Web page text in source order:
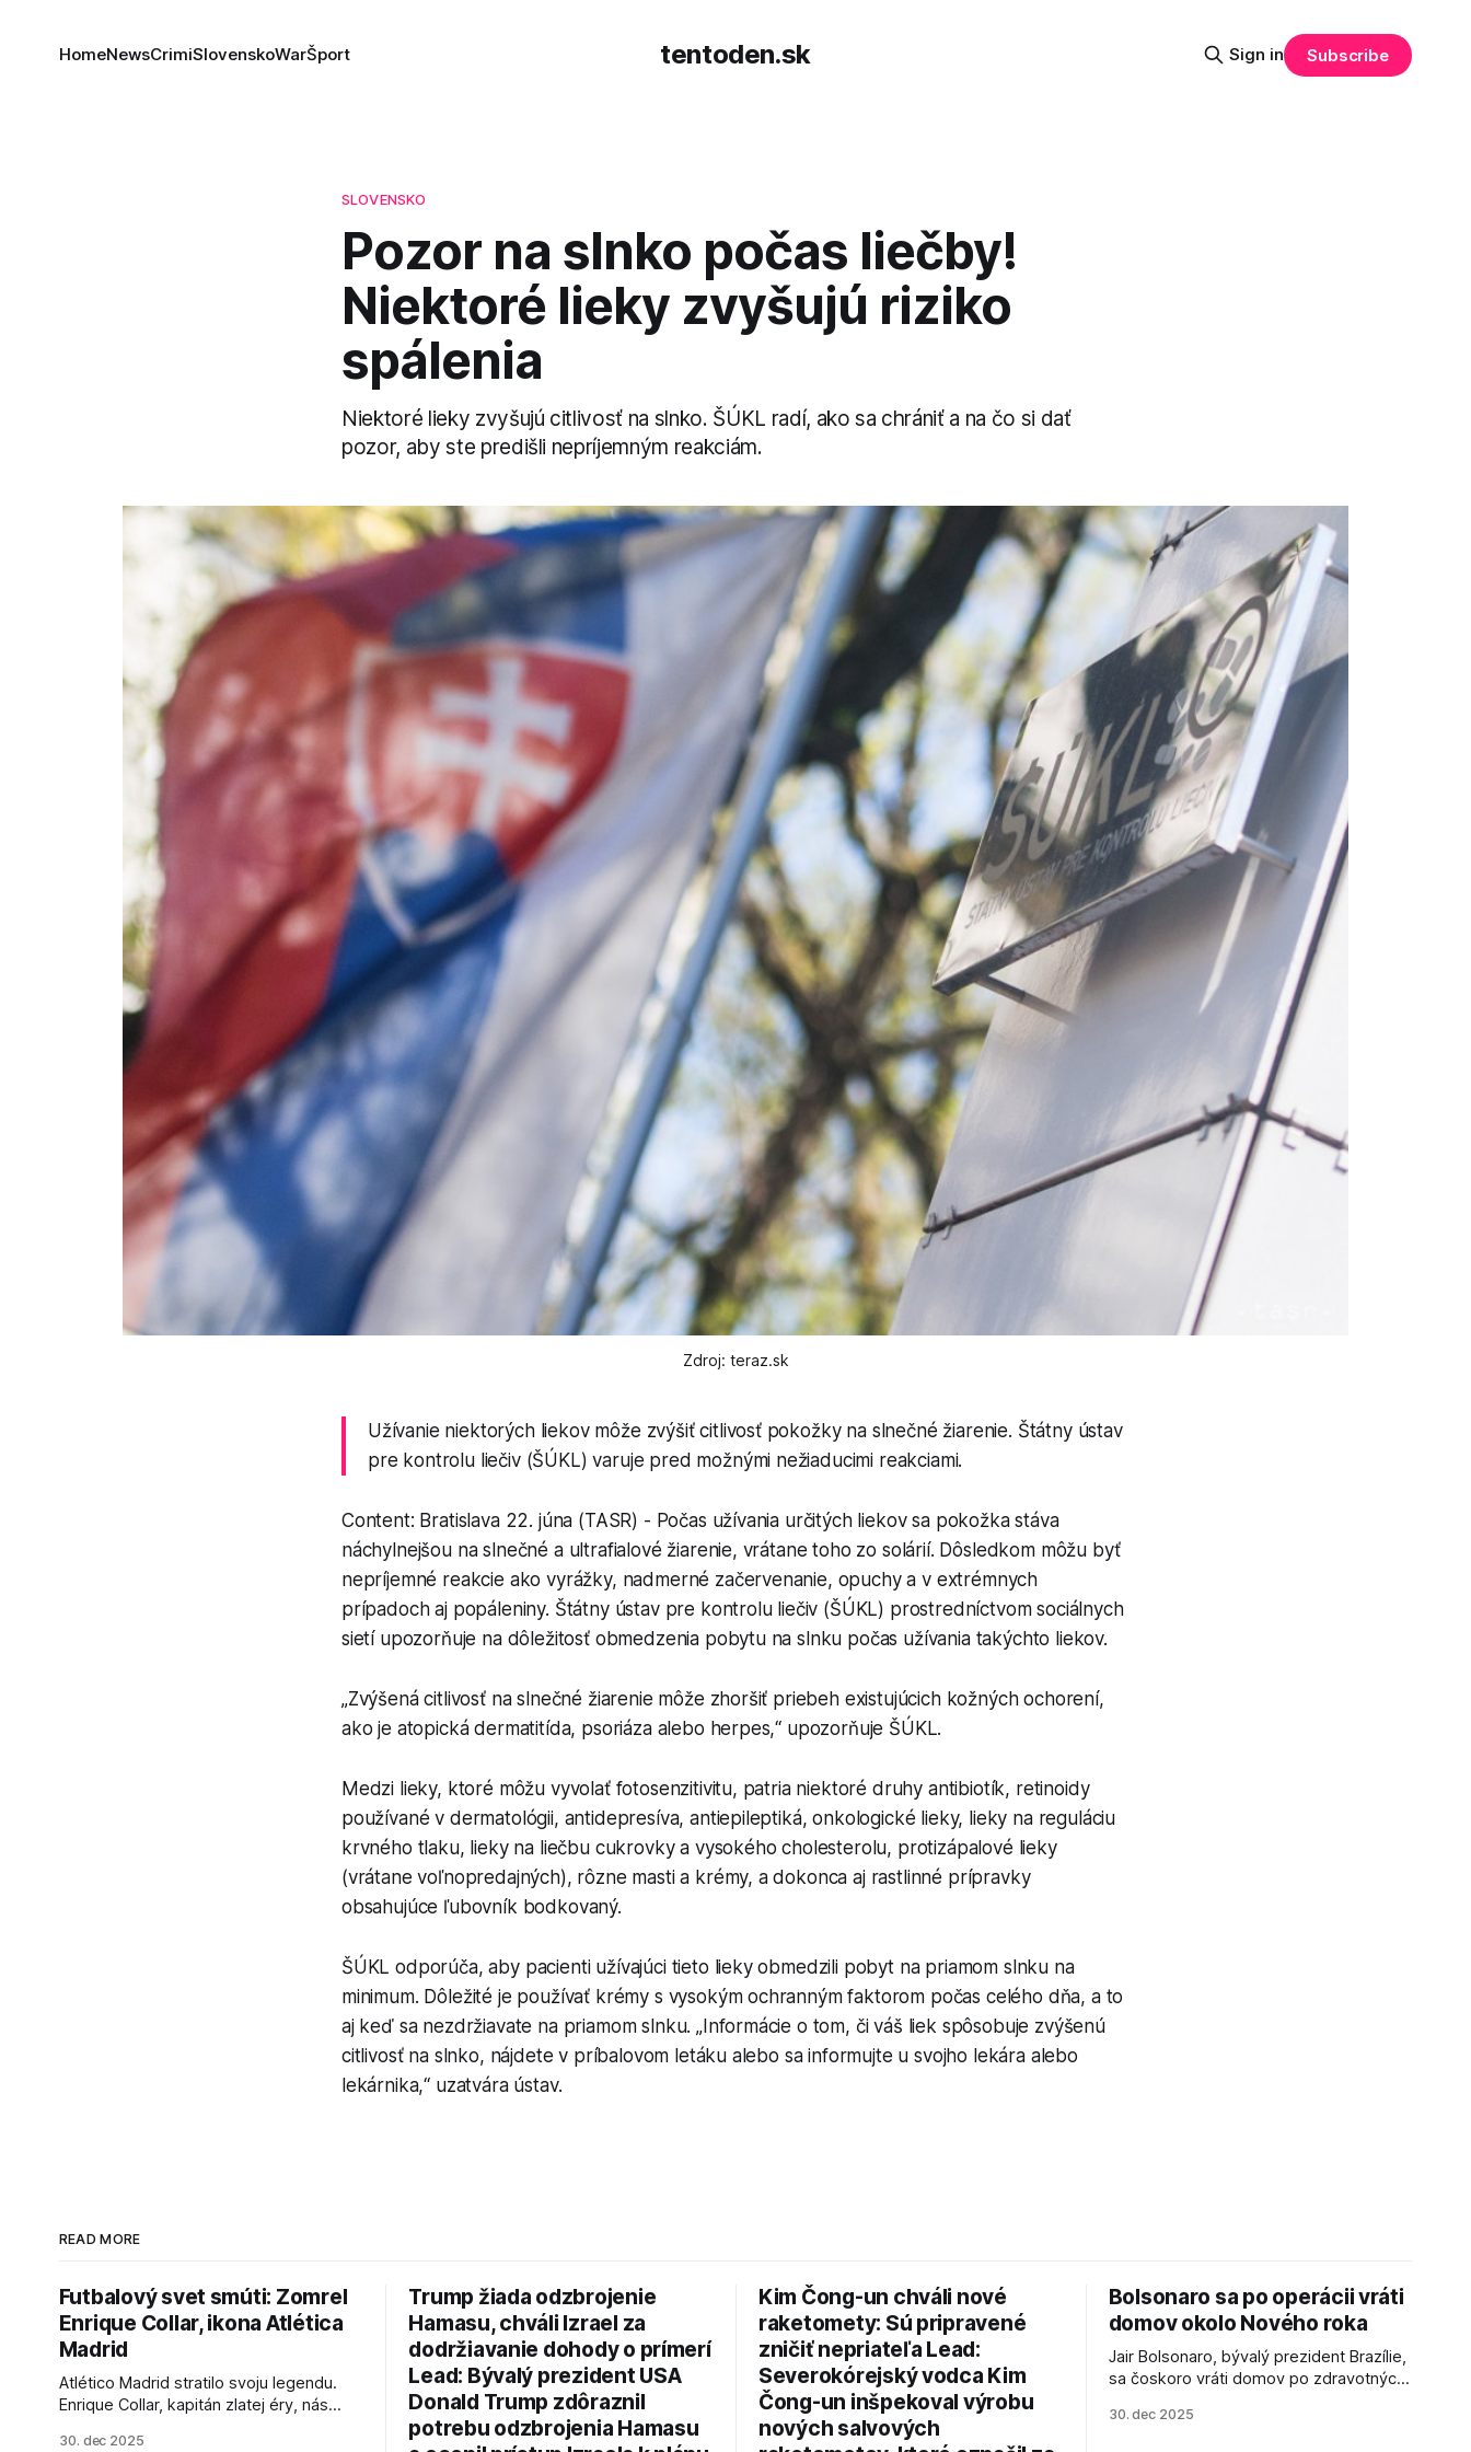
tentoden.sk
HomeNewsCrimiSlovenskoWarŠport Sign in Subscribe
SLOVENSKO
Pozor na slnko počas liečby!
Niektoré lieky zvyšujú riziko
spálenia
Niektoré lieky zvyšujú citlivosť na slnko. ŠÚKL radí, ako sa chrániť a na čo si dať
pozor, aby ste predišli nepríjemným reakciám.
Zdroj: teraz.sk
Užívanie niektorých liekov môže zvýšiť citlivosť pokožky na slnečné žiarenie. Štátny ústav
pre kontrolu liečiv (ŠÚKL) varuje pred možnými nežiaducimi reakciami.
Content: Bratislava 22. júna (TASR) - Počas užívania určitých liekov sa pokožka stáva
náchylnejšou na slnečné a ultrafialové žiarenie, vrátane toho zo solárií. Dôsledkom môžu byť
nepríjemné reakcie ako vyrážky, nadmerné začervenanie, opuchy a v extrémnych
prípadoch aj popáleniny. Štátny ústav pre kontrolu liečiv (ŠÚKL) prostredníctvom sociálnych
sietí upozorňuje na dôležitosť obmedzenia pobytu na slnku počas užívania takýchto liekov.
„Zvýšená citlivosť na slnečné žiarenie môže zhoršiť priebeh existujúcich kožných ochorení,
ako je atopická dermatitída, psoriáza alebo herpes,“ upozorňuje ŠÚKL.
Medzi lieky, ktoré môžu vyvolať fotosenzitivitu, patria niektoré druhy antibiotík, retinoidy
používané v dermatológii, antidepresíva, antiepileptiká, onkologické lieky, lieky na reguláciu
krvného tlaku, lieky na liečbu cukrovky a vysokého cholesterolu, protizápalové lieky
(vrátane voľnopredajných), rôzne masti a krémy, a dokonca aj rastlinné prípravky
obsahujúce ľubovník bodkovaný.
ŠÚKL odporúča, aby pacienti užívajúci tieto lieky obmedzili pobyt na priamom slnku na
minimum. Dôležité je používať krémy s vysokým ochranným faktorom počas celého dňa, a to
aj keď sa nezdržiavate na priamom slnku. „Informácie o tom, či váš liek spôsobuje zvýšenú
citlivosť na slnko, nájdete v príbalovom letáku alebo sa informujte u svojho lekára alebo
lekárnika,“ uzatvára ústav.
READ MORE
Futbalový svet smúti: Zomrel
Enrique Collar, ikona Atlética
Madrid
Atlético Madrid stratilo svoju legendu.
Enrique Collar, kapitán zlatej éry, nás
30. dec 2025
Trump žiada odzbrojenie
Hamasu, chváli Izrael za
dodržiavanie dohody o prímerí
Lead: Bývalý prezident USA
Donald Trump zdôraznil
potrebu odzbrojenia Hamasu
Kim Čong-un chváli nové
raketomety: Sú pripravené
zničiť nepriateľa Lead:
Severokórejský vodca Kim
Čong-un inšpekoval výrobu
nových salvových
Bolsonaro sa po operácii vráti
domov okolo Nového roka
Jair Bolsonaro, bývalý prezident Brazílie,
sa čoskoro vráti domov po zdravotných
30. dec 2025